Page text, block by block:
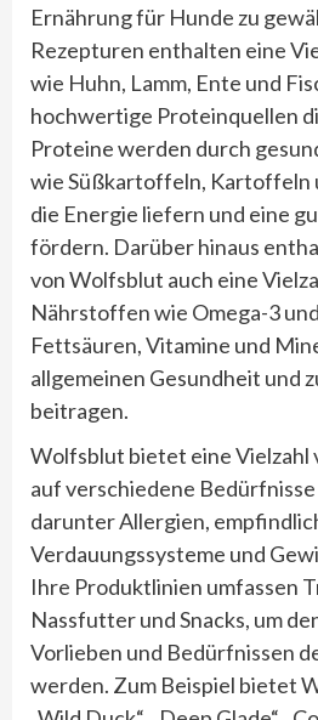
Ernährung für Hunde zu
Rezepturen enthalten eine
wie Huhn, Lamm, Ente und
hochwertige Proteinquellen
Proteine werden durch
wie Süßkartoffeln, Kartoffeln
die Energie liefern und eine
fördern. Darüber hinaus
von Wolfsblut auch eine
Nährstoffen wie Omega-3
Fettsäuren, Vitamine und
allgemeinen Gesundheit und
beitragen.
Wolfsblut bietet eine Vielzahl
auf verschiedene
darunter Allergien,
Verdauungssysteme und
Ihre Produktlinien umfassen
Nassfutter und Snacks, um
Vorlieben und Bedürfnissen
werden. Zum Beispiel bietet